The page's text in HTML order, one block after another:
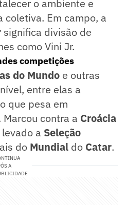
o ambiente e
coletiva. Em campo, a
significa divisão de
como Vini Jr.
competições
do Mundo e outras
entre elas a
que pesa em
contra a Croácia
a Seleção
do Mundial do Catar.
A